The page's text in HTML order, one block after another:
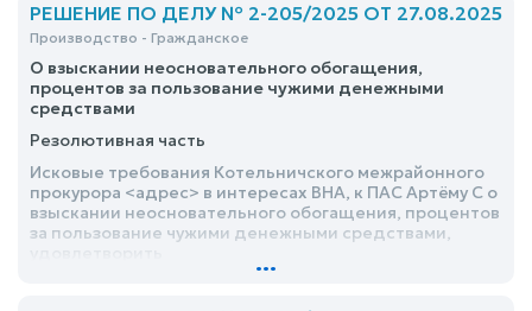
РЕШЕНИЕ ПО ДЕЛУ № 2-205/2025 ОТ 27.08.2025
Производство - Гражданское
О взыскании неосновательного обогащения,
процентов за пользование чужими денежными
средствами
Резолютивная часть
Исковые требования Котельничского межрайонного
прокурора <адрес> в интересах ВНА, к ПАС Артёму С о
взыскании неосновательного обогащения, процентов
за пользование чужими денежными средствами,
...